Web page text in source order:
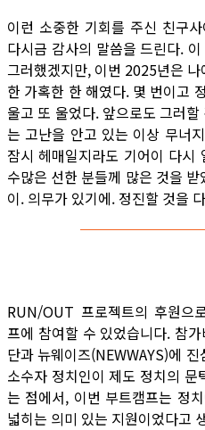
이런 소중한 기회를 주신 친구
다시금 감사의 말씀을 드린다.
그러했겠지만, 이번 2025년은
한 가혹한 한 해였다. 몇 번이고
울고 또 울었다. 앞으로도 그러
는 고난을 안고 있는 이상 무너
잠시 헤매일지라도 기어이 다시
수많은 선한 분들께 많은 것을
이. 의무가 있기에. 정진할 것을
RUN/OUT 프로젝트의 후원으
프에 참여할 수 있었습니다. 참
단과 뉴웨이즈(NEWWAYS)에
소수자 정치인이 제도 정치의
는 점에서, 이번 부트캠프는 정
넓히는 의미 있는 지원이었다고